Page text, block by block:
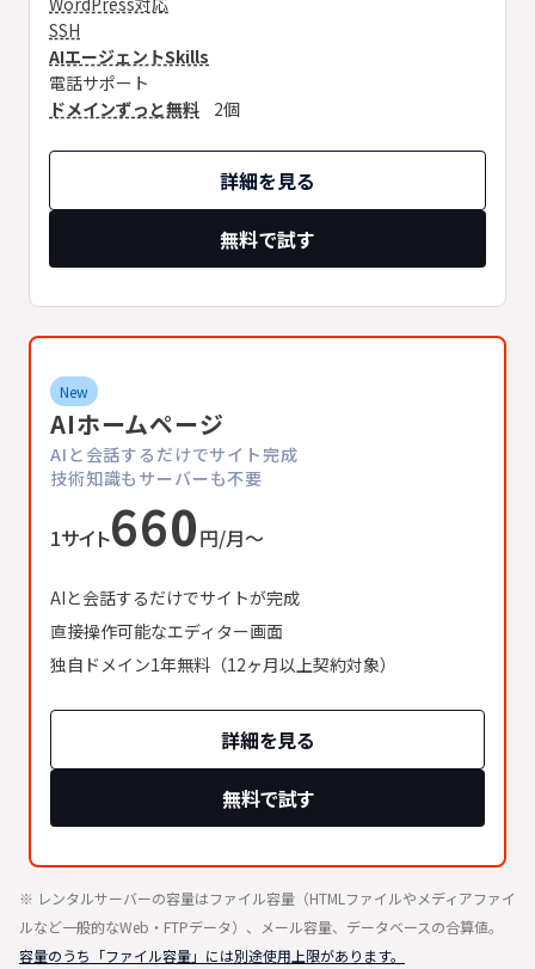
SSH
AIエージェントSkills
電話サポート
ドメインずっと無料
2個
詳細を見る
無料で試す
New
AIホームページ
AIと会話するだけでサイト完成
技術知識もサーバーも不要
1サイト660円/月〜
AIと会話するだけでサイトが完成
直接操作可能なエディター画面
独自ドメイン1年無料（12ヶ月以上契約対象）
詳細を見る
無料で試す
※ レンタルサーバーの容量はファイル容量（HTMLファイルやメディアファイ
ルなど一般的なWeb・FTPデータ）、メール容量、データベースの合算値。
容量のうち「ファイル容量」には別途使用上限があります。